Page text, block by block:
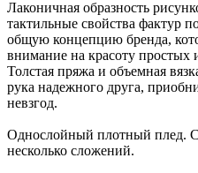
Лаконичная образность
тактильные свойства фактур
общую концепцию бренда,
внимание на красоту простых
Толстая пряжа и объемная
рука надежного друга,
невзгод.
Однослойный плотный плед.
несколько сложений.